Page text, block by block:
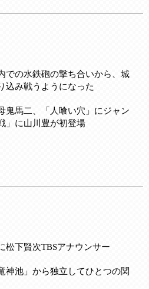
での水鉄砲の撃ち合いから、城
込み戦うようになった
鬼馬二、「人喰い穴」にジャン
」に山川豊が初登場
松下賢次TBSアナウンサー
神池」から独立してひとつの関